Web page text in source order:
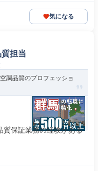
気になる
担当
調品質のプロフェッショ
質保証業務の経験がある